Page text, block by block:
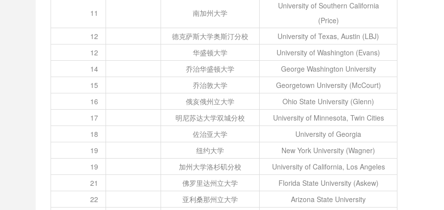
11 南加州大学
University of Southern California
(Price)
12
德克萨斯大学奥斯汀分校
University of Texas, Austin (LBJ)
12
华盛顿大学
University of Washington (Evans)
14
乔治华盛顿大学
George Washington University
15
乔治敦大学
Georgetown University (McCourt)
16
俄亥俄州立大学
Ohio State University (Glenn)
17
明尼苏达大学双城分校
University of Minnesota, Twin Cities
18
佐治亚大学
University of Georgia
19
纽约大学
New York University (Wagner)
19
加州大学洛杉矶分校
University of California, Los Angeles
21
佛罗里达州立大学
Florida State University (Askew)
22
亚利桑那州立大学
Arizona State University